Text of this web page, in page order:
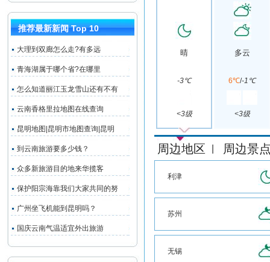
推荐最新新闻 Top 10
大理到双廊怎么走?有多远
青海湖属于哪个省?在哪里
怎么知道丽江玉龙雪山还有不有
云南香格里拉地图在线查询
昆明地图|昆明市地图查询|昆明
到云南旅游要多少钱？
众多新旅游目的地来华揽客
保护阳宗海靠我们大家共同的努
广州坐飞机能到昆明吗？
国庆云南气温适宜外出旅游
晴
-3℃
<3级
多云
6℃/-1℃
<3级
周边地区 周边景
利津
苏州
无锡